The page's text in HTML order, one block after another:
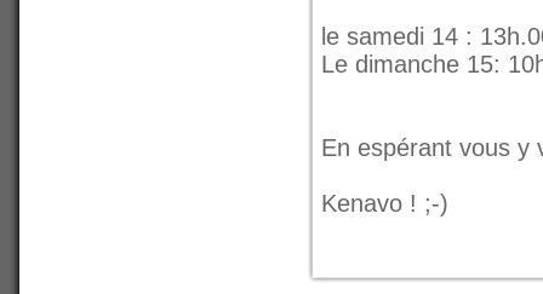
le samedi 14 :
Le dimanche 15:
En espérant vous y
Kenavo ! ;-)